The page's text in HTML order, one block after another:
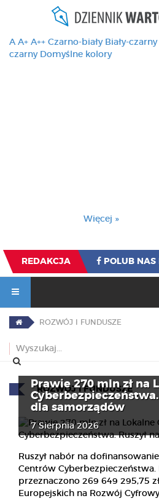
A A+ A++ Czarno-biały Biały-czarny
czarny Domyślne kolory
Więcej »
REDAKCJA POLUB
ROZWÓJ I FUNDUSZE
ROZWÓJ I FUNDUSZE
Prawie 270 mln zł na
Cyberbezpieczeństwa.
dla samorządów
7 Sierpnia 2026
Ruszył nabór na
Centrów Cyberbezpieczeństwa.
przeznaczono 269 649 295,75
Europejskich na Rozwój